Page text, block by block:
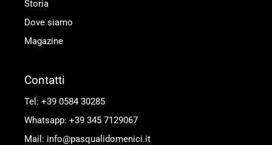
Storia
Dove siamo
Magazine
Contatti
Tel: +39 0584 30285
Whatsapp: +39 345 7129067
Mail: info@pasqualidomenici.it